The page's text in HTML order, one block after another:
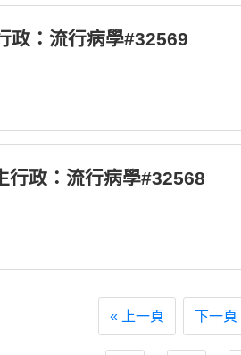
政：流行病學#32569
行政：流行病學#32568
« 上一頁 下一頁